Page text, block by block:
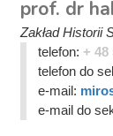
prof. dr
Zakład Historii
telefon: + 48
telefon do
e-mail:
e-mail do